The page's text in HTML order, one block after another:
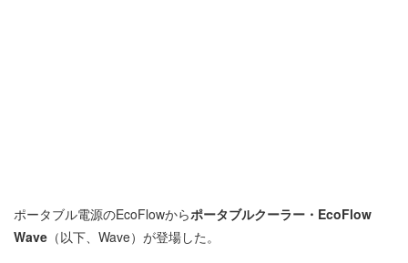
ポータブル電源のEcoFlowからポータブルクーラー・EcoFlow
Wave （以下、Wave）が登場した。